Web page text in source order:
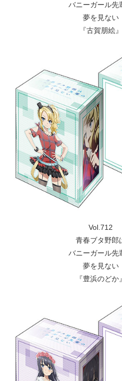
バニーガール先
夢を見ない
『古賀朋絵』
Vol.712
青春ブタ野郎
バニーガール先
夢を見ない
『豊浜のどか』